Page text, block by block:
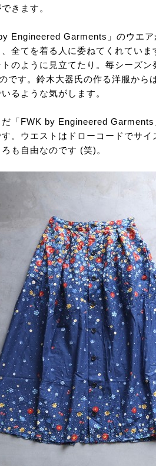
きます。
Engineered Garments」のウエ
全てを着る人に委ねてくれてい
のように見立てたり。毎シーズ
です。鈴木大器氏の作る洋服から
るような気がします。
「FWK by Engineered
。ウエストはドローコードでサ
も自由なのです (笑)。